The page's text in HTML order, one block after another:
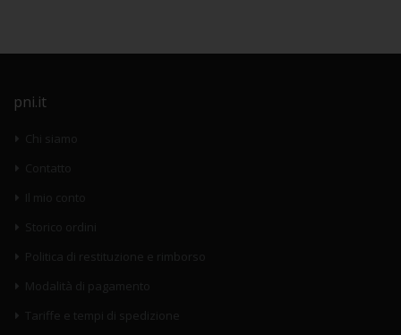
pni.it
Chi siamo
Contatto
Il mio conto
Storico ordini
Politica di restituzione e rimborso
Modalità di pagamento
Tariffe e tempi di spedizione